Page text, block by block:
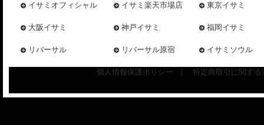
イサミオフィシャル
イサミ楽天市場店 東京イサミ
大阪イサミ 神戸イサミ 福岡イサミ
リバーサル リバーサル原宿 イサミソウル
個人情報保護ポリシー 特定商取引に関す